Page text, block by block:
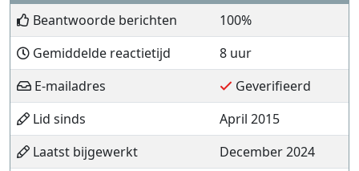
Beantwoorde berichten
100%
Gemiddelde reactietijd
8 uur
E-mailadres
Geverifieerd
Lid sinds
April 2015
Laatst bijgewerkt
December 2024